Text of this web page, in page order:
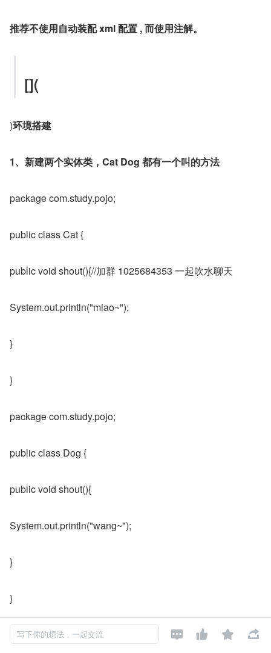
推荐不使用自动装配 xml 配置 , 而使用注解。
[](
)环境搭建
1、新建两个实体类，Cat Dog 都有一个叫的方法
package com.study.pojo;
public class Cat {
public void shout(){//加群 1025684353 一起吹水聊天
System.out.println("miao~");
}
}
package com.study.pojo;
public class Dog {
public void shout(){
System.out.println("wang~");
}
}
2、新建一个用户类 User
写下你的想法，一起交流    